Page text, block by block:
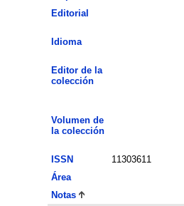
Editorial
Idioma
Editor de la
colección
Volumen de
la colección
ISSN
11303611
Área
Notas